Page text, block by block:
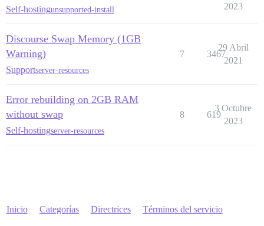
Self-hostingunsupported-install
2023
Discourse Swap Memory (1GB
Warning)
Supportserver-resources
7 3467
29 Abril
2021
Error rebuilding on 2GB RAM
without swap
Self-hostingserver-resources
8 619
3 Octubre
2023
Inicio Categorías Directrices Términos del servicio